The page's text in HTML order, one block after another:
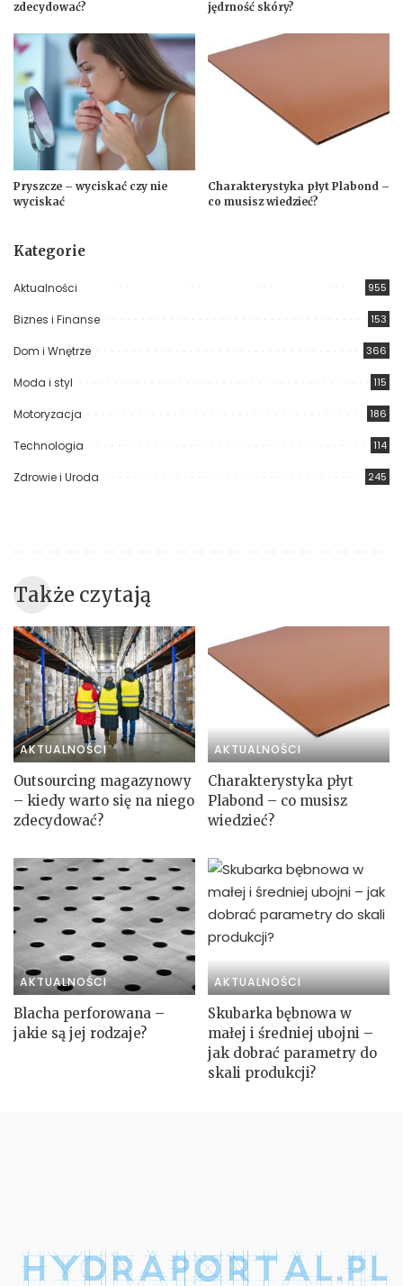
zdecydować?
jędrność skóry?
Pryszcze – wyciskać czy nie
wyciskać
Charakterystyka płyt Plabond –
co musisz wiedzieć?
Kategorie
Aktualności 955
Biznes i Finanse 153
Dom i Wnętrze 366
Moda i styl 115
Motoryzacja 186
Technologia 114
Zdrowie i Uroda 245
Także czytają
AKTUALNOŚCI
Outsourcing magazynowy
– kiedy warto się na niego
zdecydować?
AKTUALNOŚCI
Charakterystyka płyt
Plabond – co musisz
wiedzieć?
AKTUALNOŚCI
Blacha perforowana –
jakie są jej rodzaje?
AKTUALNOŚCI
Skubarka bębnowa w
małej i średniej ubojni –
jak dobrać parametry do
skali produkcji?